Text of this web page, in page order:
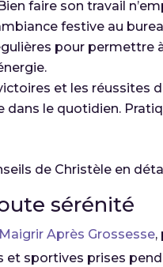
faire son travail
festive au
pour
et les réussites
dans le quotidien.
de Christèle en
sérénité
Après Grossesse,
sportives prises